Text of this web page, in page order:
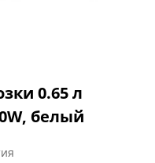
0.65 л
белый